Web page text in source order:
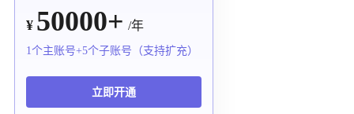
¥ 50000+ /年
1个主账号+5个子账号（支持扩充）
立即开通